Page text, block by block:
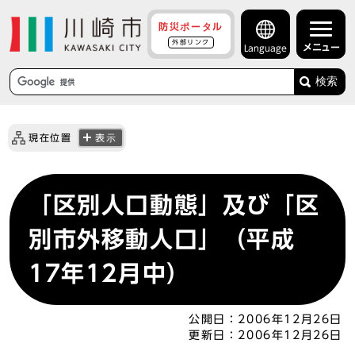
防災ポータル
外部リンク
Language メニュー
検索
現在位置 表示
「区別人口動態」及び「区
別市外移動人口」（平成
17年12月中）
公開日： 2006年12月26日
更新日： 2006年12月26日